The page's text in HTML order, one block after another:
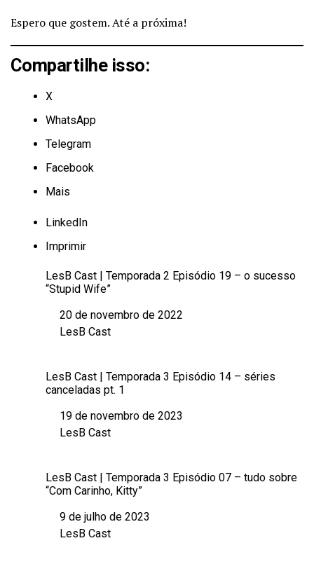
Espero que gostem. Até a próxima!
Compartilhe isso:
X
WhatsApp
Telegram
Facebook
Mais
LinkedIn
Imprimir
LesB Cast | Temporada 2 Episódio 19 – o sucesso
“Stupid Wife”
Data
20 de novembro de 2022
Em relação a
LesB Cast
LesB Cast | Temporada 3 Episódio 14 – séries
canceladas pt. 1
Data19 de novembro de 2023
Em relação a
LesB Cast
LesB Cast | Temporada 3 Episódio 07 – tudo sobre
“Com Carinho, Kitty”
Data
9 de julho de 2023
Em relação a
LesB Cast